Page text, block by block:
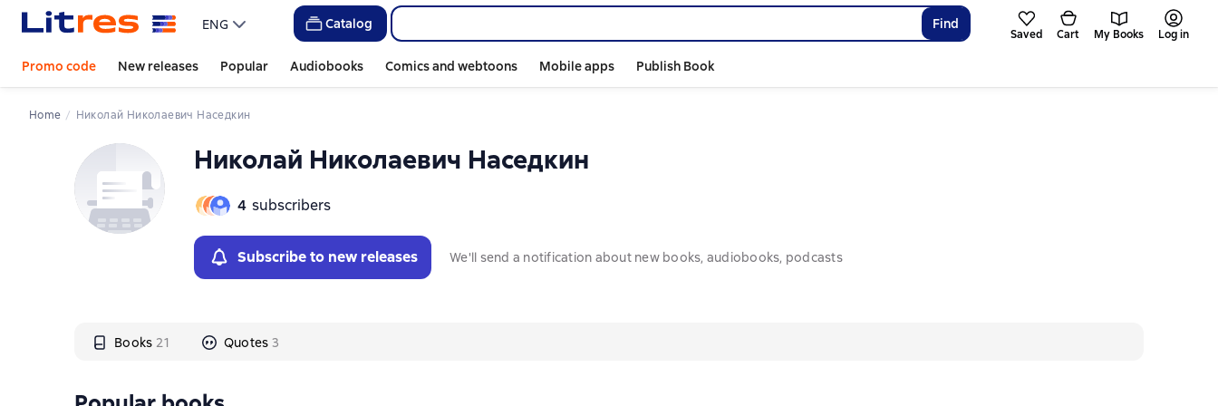
ENG Catalog Find
Saved Cart My Books Log in
Promo code New releases Popular Audiobooks Comics and webtoons Mobile apps Publish Book
Home Николай Николаевич Наседкин
Николай Николаевич Наседкин
4 subscribers
Subscribe to new releases We'll send a notification about new books, audiobooks, podcasts
Books 21 Quotes 3
Слайдер с книгами
Слайдер с книгами